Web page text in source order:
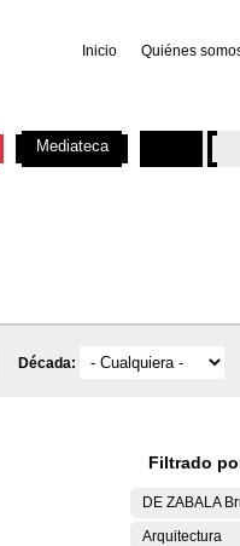
Inicio Quiénes
Década:
Filtrado
DE ZABALA
Arquitectura
Mediateca